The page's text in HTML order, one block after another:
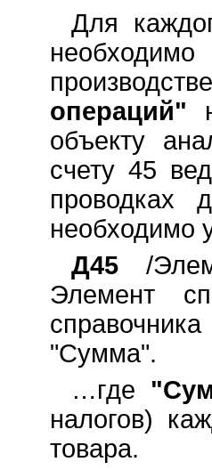
Для
операций"
объекту
счету 45
проводках
необходимо
Д45 /
Элемент
"Сумма".
…где
налогов)
товара.